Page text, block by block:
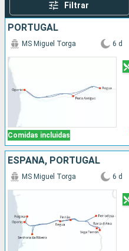
Filtrar
PORTUGAL
Comidas incluidas
MS Miguel Torga 6 d
ESPAÑA, PORTUGAL
MS Miguel Torga 6 d